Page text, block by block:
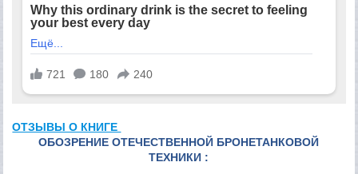
ОТЗЫВЫ О КНИГЕ
ОБОЗРЕНИЕ ОТЕЧЕСТВЕННОЙ БРОНЕТАНКОВОЙ
ТЕХНИКИ :